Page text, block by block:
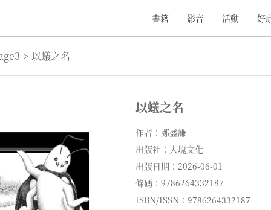
書籍 影音 活動 好
> 以蟻之名
以蟻之名
作者：鄭盛謙
出版社：大塊文化
出版日期：2026-06-01
條碼：9786264332187
ISBN/ISSN：9786264332187